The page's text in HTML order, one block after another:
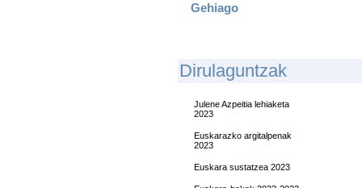
Gehiago
DIrulaguntzak
Julene Azpeitia lehiaketa
2023
Euskarazko argitalpenak
2023
Euskara sustatzea 2023